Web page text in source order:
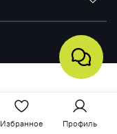
Избранное Профиль